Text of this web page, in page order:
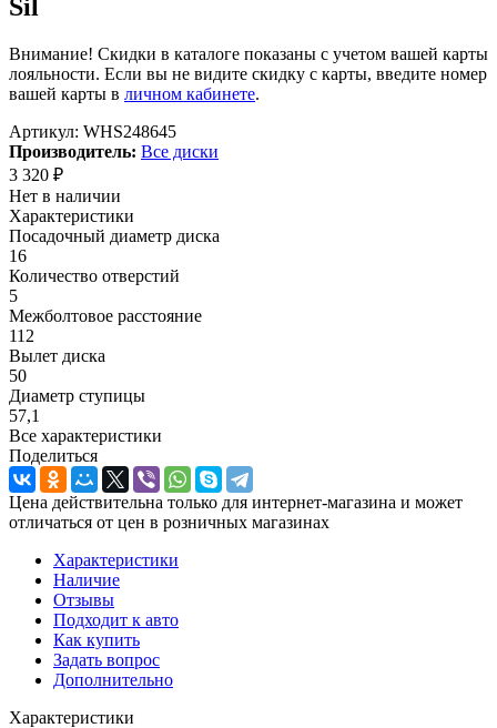
Sil
Внимание! Скидки в каталоге показаны с учетом вашей карты
лояльности. Если вы не видите скидку с карты, введите номер
вашей карты в личном кабинете.
Артикул: WHS248645
Производитель: Все диски
3 320 ₽
Нет в наличии
Характеристики
Посадочный диаметр диска
16
Количество отверстий
5
Межболтовое расстояние
112
Вылет диска
50
Диаметр ступицы
57,1
Все характеристики
Поделиться
Цена действительна только для интернет-магазина и может
отличаться от цен в розничных магазинах
Характеристики
Наличие
Отзывы
Подходит к авто
Как купить
Задать вопрос
Дополнительно
Характеристики